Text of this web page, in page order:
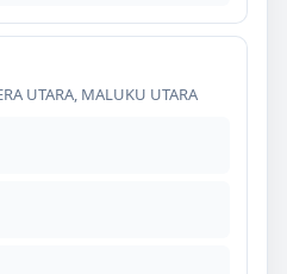
UTARA, MALUKU UTARA